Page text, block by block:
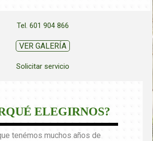
Tel. 601 904 866
VER GALERÍA
Solicitar servicio
ELEGIRNOS?
tenémos muchos años de